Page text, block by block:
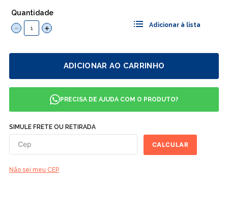
Quantidade
＋
－
ADICIONAR AO CARRINHO
PRECISA DE AJUDA COM O PRODUTO?
SIMULE FRETE OU RETIRADA
CALCULAR
Não sei meu CEP